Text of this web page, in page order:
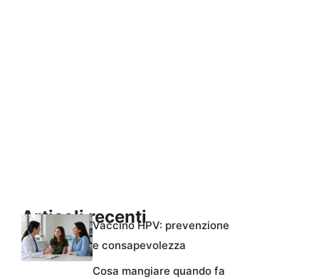
Articoli recentiVaccino HPV: prevenzione
e consapevolezza
Cosa mangiare quando fa